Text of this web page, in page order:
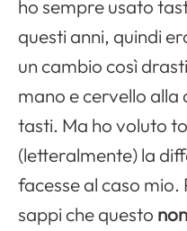
ho sempre usato
questi anni, quindi
un cambio così
mano e cervello alla
tasti. Ma ho voluto
(letteralmente) la
facesse al caso
sappi che questo non